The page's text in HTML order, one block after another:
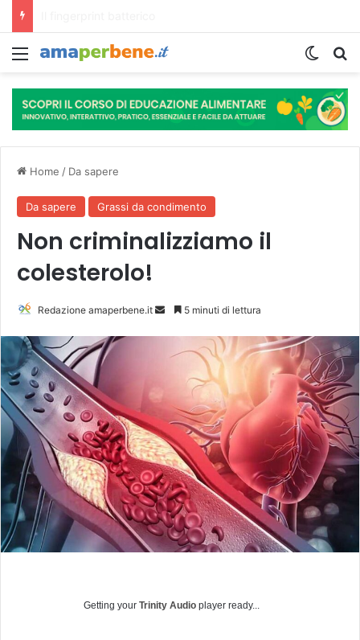
Menu
Home / Da sapere
Da sapere Grassi da condimento
Non criminalizziamo il
colesterolo!
Redazione amaperbene.it
n
'
e
m
a
i
5 minuti di lettura
Getting your Trinity Audio player ready...